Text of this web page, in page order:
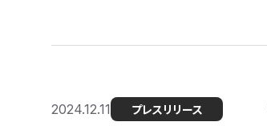
2024.12.11 プレスリリース